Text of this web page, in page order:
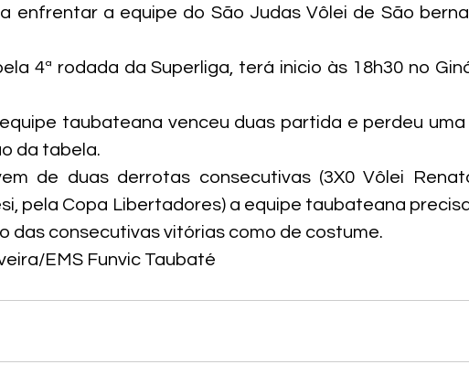
enfrentar a equipe do São Judas Vôlei de São
4ª rodada da Superliga, terá inicio às 18h30 no
equipe taubateana venceu duas partida e perdeu
da tabela.
de duas derrotas consecutivas (3X0 Vôlei
pela Copa Libertadores) a equipe taubateana
das consecutivas vitórias como de costume.
EMS Funvic Taubaté